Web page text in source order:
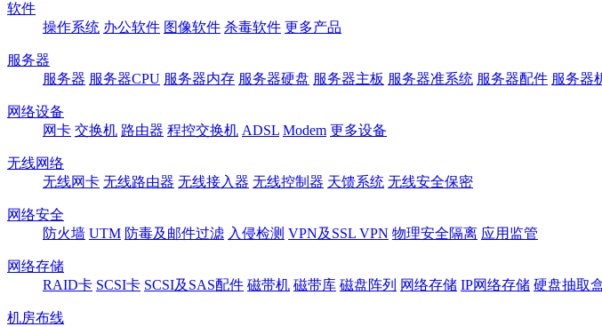
软件
操作系统 办公软件 图像软件 杀毒软件 更多产品
服务器
服务器 服务器CPU 服务器内存 服务器硬盘 服务器主板 服务器准系统 服务器配件 服务器
网络设备
网卡 交换机 路由器 程控交换机 ADSL Modem 更多设备
无线网络
无线网卡 无线路由器 无线接入器 无线控制器 天馈系统 无线安全保密
网络安全
防火墙 UTM 防毒及邮件过滤 入侵检测 VPN及SSL VPN 物理安全隔离 应用监管
网络存储
RAID卡 SCSI卡 SCSI及SAS配件 磁带机 磁带库 磁盘阵列 网络存储 IP网络存储 硬盘抽取
机房布线